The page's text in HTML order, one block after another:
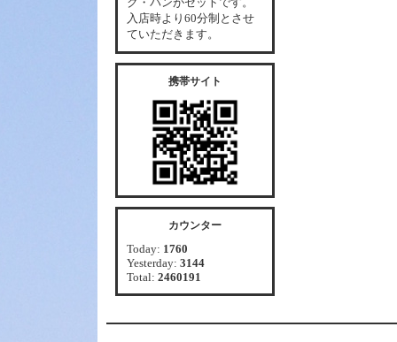
入店時より60分制とさせ
ていただきます。
携帯サイト
カウンター
Today: 1760
Yesterday: 3144
Total: 2460191